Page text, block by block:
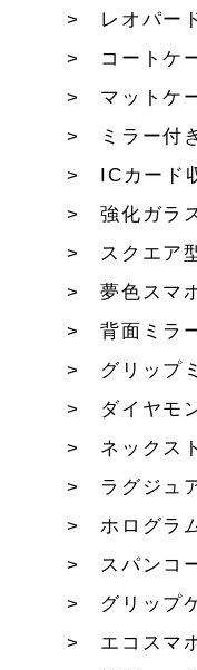
レオパー
コートケ
マットケ
ミラー付
ICカード
強化ガラ
スクエア
夢色スマ
背面ミラ
グリップ
ダイヤモ
ネックス
ラグジュ
ホログラ
スパンコ
グリップ
エコスマ